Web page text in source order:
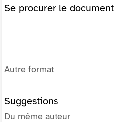
Se procurer le document
Autre format
Suggestions
Du même auteur